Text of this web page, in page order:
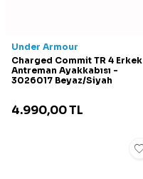
Under Armour
Charged Commit TR 4 Erkek
Antreman Ayakkabısı -
3026017 Beyaz/Siyah
4.990,00TL